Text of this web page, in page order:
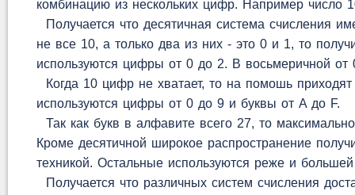
комбинацию из нескольких цифр. Например
Получается что десятичная система счисления
не все 10, а только два из них - это 0 и 1, то
используются цифры от 0 до 2. В восьмеричной от
Когда 10 цифр не хватает, то на помошь
используются цифры от 0 до 9 и буквы от A до F.
Так как букв в алфавите всего 27, то
Кроме десятичной широкое распространение
техникой. Остальные используются реже и
Получается что различных систем счисления